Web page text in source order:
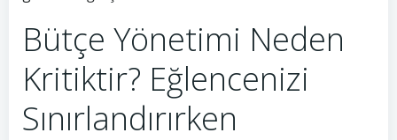
Bütçe Yönetimi Neden
Kritiktir? Eğlencenizi
Sınırlandırırken